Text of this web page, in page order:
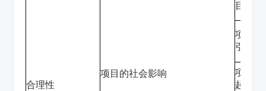
合理性
项目的社会影响
目引
项目
引发
项目
起大